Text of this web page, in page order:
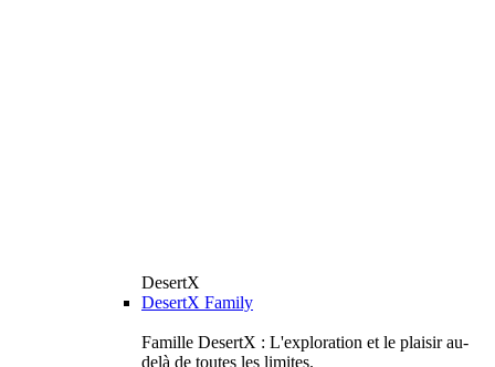
DesertX
DesertX Family
Famille DesertX : L'exploration et le plaisir au-
delà de toutes les limites.